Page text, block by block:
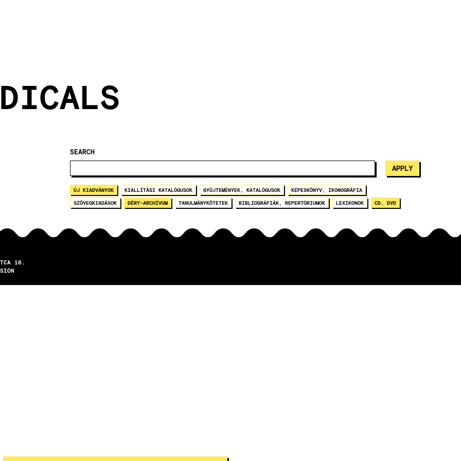
SEARCH
ÚJ KIADVÁNYOK KIÁLLÍTÁSI KATALÓGUSOK GYŰJTEMÉNYEK, KATALÓGUSOK KÉPESKÖNYV, IKONOGRÁFIA
SZÖVEGKIADÁSOK DÉRY-ARCHÍVUM TANULMÁNYKÖTETEK BIBLIOGRÁFIÁK, REPERTÓRIUMOK LEXIKONOK CD, DVD
16.